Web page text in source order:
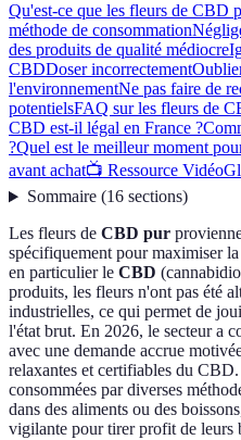
Qu'est-ce que les fleurs de CBD
méthode de consommation
des produits de qualité médiocre
CBDDoser incorrectement
l'environnementNe pas faire de
potentielsFAQ sur les fleurs de
CBD est-il légal en France ?
?Quel est le meilleur moment
avant achat📺 Ressource Vidéo
Sommaire(16 sections)
Les fleurs de CBD pur
spécifiquement pour maximiser
en particulier le CBD
produits, les fleurs n'ont pas été
industrielles, ce qui permet de
l'état brut. En 2026, le secteur a
avec une demande accrue
relaxantes et certifiables du
consommées par diverses
dans des aliments ou des
vigilante pour tirer profit de leurs